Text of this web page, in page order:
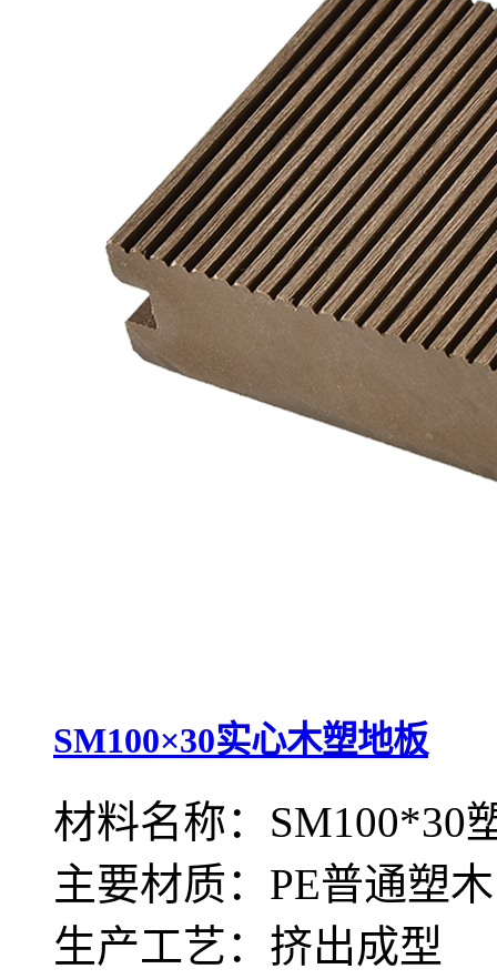
SM100×30实心木塑地板
材料名称：SM100*30
主要材质：PE普通塑木
生产工艺：挤出成型